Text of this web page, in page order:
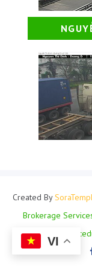
Created By
Brokerage
VI